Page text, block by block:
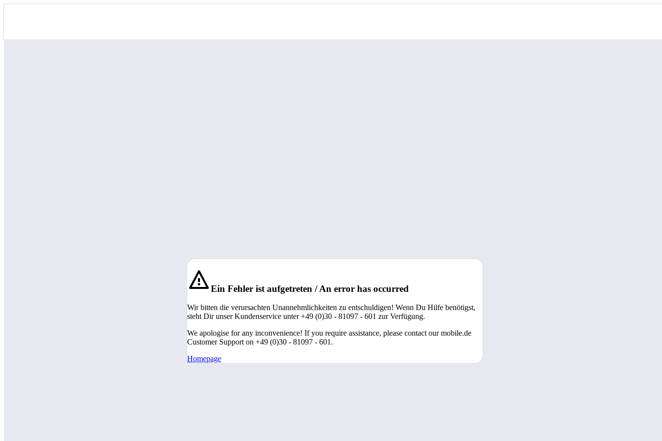
Ein Fehler ist aufgetreten / An error has occurred
Wir bitten die verursachten Unannehmlichkeiten zu entschuldigen! Wenn Du Hilfe benötigst,
steht Dir unser Kundenservice unter +49 (0)30 - 81097 - 601 zur Verfügung.
We apologise for any inconvenience! If you require assistance, please contact our mobile.de
Customer Support on +49 (0)30 - 81097 - 601.
Homepage